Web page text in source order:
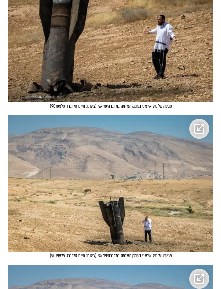
פגיעה של טיל איראני בעומק האדמה במדבר הישראלי (צילום: חיים גולדברג, פלאש 90 )
פגיעה של טיל איראני בעומק האדמה במדבר הישראלי (צילום: חיים גולדברג, פלאש 90 )